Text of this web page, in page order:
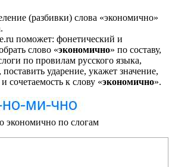
(разбивки) слова «экономично»
поможет: фонетический и
слово «экономично» по составу,
по провилам русского языка,
ударение, укажет значение,
к слову «экономично».
экономично по слогам